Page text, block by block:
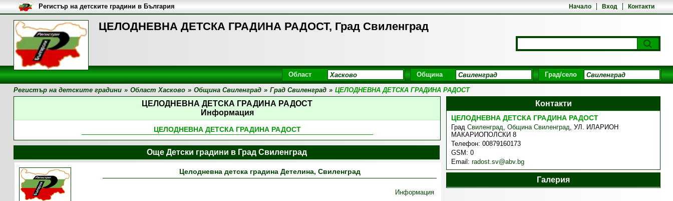
ЦЕЛОДНЕВНА ДЕТСКА ГРАДИНА РАДОСТ, Град Свиленград
Начало Вход Контакти
Регистър на детските градини в България
Област Община Град/село
Регистър на детските градини » Област Хасково » Община Свиленград » Град Свиленград » ЦЕЛОДНЕВНА ДЕТСКА ГРАДИНА РАДОСТ
ЦЕЛОДНЕВНА ДЕТСКА ГРАДИНА РАДОСТ
Информация
ЦЕЛОДНЕВНА ДЕТСКА ГРАДИНА РАДОСТ
Контакти
ЦЕЛОДНЕВНА ДЕТСКА ГРАДИНА РАДОСТ
Град Свиленград, Община Свиленград, УЛ. ИЛАРИОН
МАКАРИОПОЛСКИ 8
Телефон: 00879160173
GSM: 0
Email: radost.sv@abv.bg
Галерия
Още Детски градини в Град Свиленград
Целодневна детска градина Детелина, Свиленград
Информация